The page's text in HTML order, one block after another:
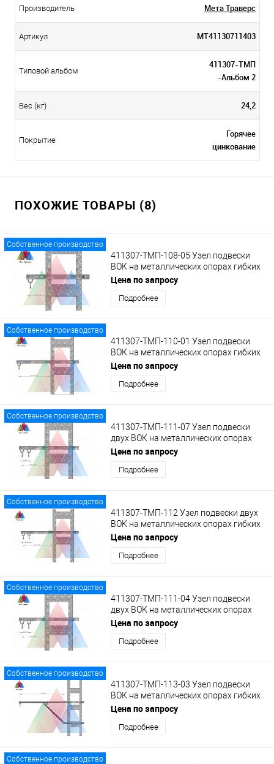
Производитель Мета Траверс
Артикул МТ41130711403
Типовой альбом
411307-ТМП
-Альбом 2
Вес (кг) 24,2
Покрытие
Горячее
цинкование
ПОХОЖИЕ ТОВАРЫ (8)
Собственное производство
411307-ТМП-108-05 Узел подвески
ВОК на металлических опорах гибких
поперечин на укороченном
кронштейне с кольцом
Цена по запросу
Подробнее
Собственное производство
411307-ТМП-110-01 Узел подвески
ВОК на металлических опорах гибких
поперечин на удлиненном кронштейне
с кольцом
Цена по запросу
Подробнее
Собственное производство
411307-ТМП-111-07 Узел подвески
двух ВОК на металлических опорах
гибких поперечин на кронштейне с
кольцами
Цена по запросу
Подробнее
Собственное производство
411307-ТМП-112 Узел подвески двух
ВОК на металлических опорах гибких
поперечин на удлиненном кронштейне
с кольцами
Цена по запросу
Подробнее
Собственное производство
411307-ТМП-111-04 Узел подвески
двух ВОК на металлических опорах
гибких поперечин на кронштейне с
кольцами
Цена по запросу
Подробнее
Собственное производство
411307-ТМП-113-03 Узел подвески
ВОК на металлических опорах гибких
поперечин на кронштейне КВ-1 с
кольцом
Цена по запросу
Подробнее
Собственное производство